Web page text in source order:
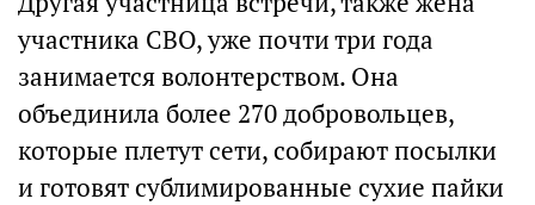
участника СВО, уже почти три года
занимается волонтерством. Она
объединила более 270 добровольцев,
которые плетут сети, собирают посылки
и готовят сублимированные сухие пайки